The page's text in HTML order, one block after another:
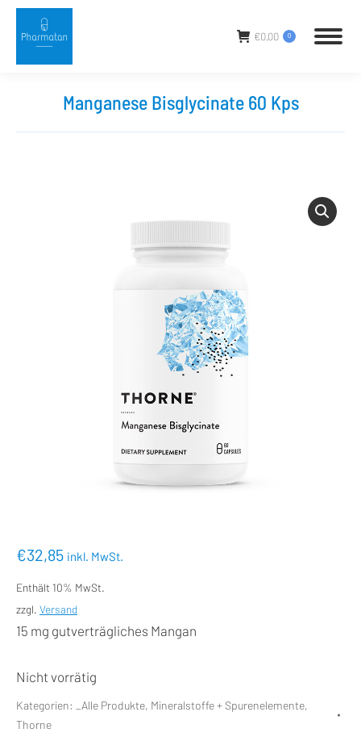
€0,00 0
Manganese Bisglycinate 60 Kps
€32,85 inkl. MwSt.
Enthält 10% MwSt.
zzgl. Versand
15 mg gutverträgliches Mangan
Nicht vorrätig
Kategorien: _Alle Produkte, Mineralstoffe + Spurenelemente,
Thorne